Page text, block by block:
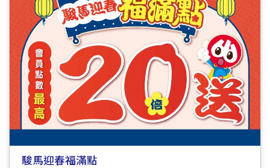
駿馬迎春福滿點